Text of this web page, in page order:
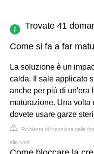
Trovate 41
Come si fa a far
La soluzione è un
calda. Il sale applicato
anche per più di un'ora
maturazione. Una volta
dovete usare garze
Richiesta di rimozione della
elle.com